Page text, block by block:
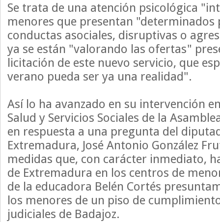
Se trata de una atención psicológica
menores que presentan "determinados
conductas asociales, disruptivas o
ya se están "valorando las ofertas"
licitación de este nuevo servicio, que
verano pueda ser ya una realidad".
Así lo ha avanzado en su intervención
Salud y Servicios Sociales de la
en respuesta a una pregunta del
Extremadura, José Antonio González
medidas que, con carácter inmediato,
de Extremadura en los centros de
de la educadora Belén Cortés
los menores de un piso de
judiciales de Badajoz.